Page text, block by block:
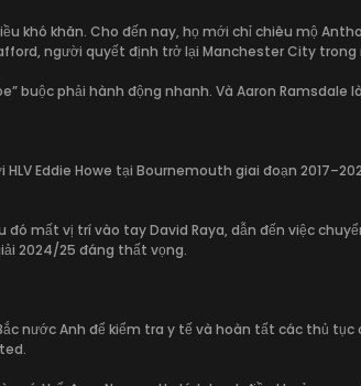
khó khăn. Cho đến nay, họ mới chỉ chiêu mộ
người quyết định trở lại Manchester City
buộc phải hành động nhanh. Và Aaron
Eddie Howe tại Bournemouth giai đoạn
mất vị trí vào tay David Raya, dẫn đến việc
2024/25 đáng thất vọng.
nước Anh để kiểm tra y tế và hoàn tất các thủ